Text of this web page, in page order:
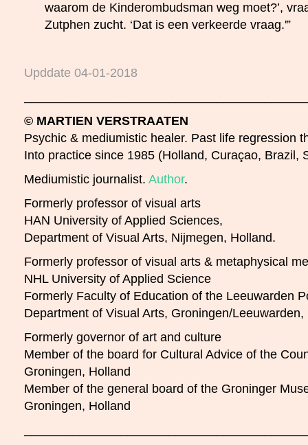
waarom de Kinderombudsman weg moet?’,
Zutphen zucht. ‘Dat is een verkeerde vraag.'”
Upddate 04-01-2018
© MARTIEN VERSTRAATEN
Psychic & mediumistic healer. Past life regression
Into practice since 1985 (Holland, Curaçao, Brazil,
Mediumistic journalist. Author.
Formerly professor of visual arts
HAN University of Applied Sciences,
Department of Visual Arts, Nijmegen, Holland.
Formerly professor of visual arts & metaphysical
NHL University of Applied Science
Formerly Faculty of Education of the Leeuwarden
Department of Visual Arts, Groningen/Leeuwarden,
Formerly governor of art and culture
Member of the board for Cultural Advice of the
Groningen, Holland
Member of the general board of the Groninger
Groningen, Holland